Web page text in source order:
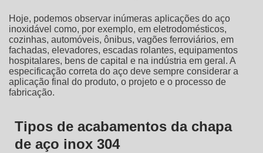
Hoje, podemos observar inúmeras aplicações do aço
inoxidável como, por exemplo, em eletrodomésticos,
cozinhas, automóveis, ônibus, vagões ferroviários, em
fachadas, elevadores, escadas rolantes, equipamentos
hospitalares, bens de capital e na indústria em geral. A
especificação correta do aço deve sempre considerar a
aplicação final do produto, o projeto e o processo de
fabricação.
Tipos de acabamentos da chapa
de aço inox 304